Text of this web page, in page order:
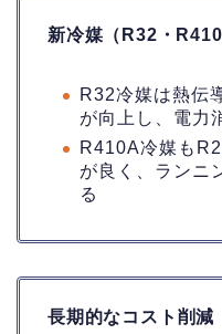
新冷媒（R32・
R32冷媒は熱伝
が向上し、電力
R410A冷媒も
が良く、ランニ
る
長期的なコスト削減